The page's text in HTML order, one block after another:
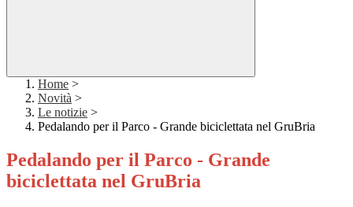
Home >
Novità >
Le notizie >
Pedalando per il Parco - Grande biciclettata nel GruBria
Pedalando per il Parco - Grande
biciclettata nel GruBria